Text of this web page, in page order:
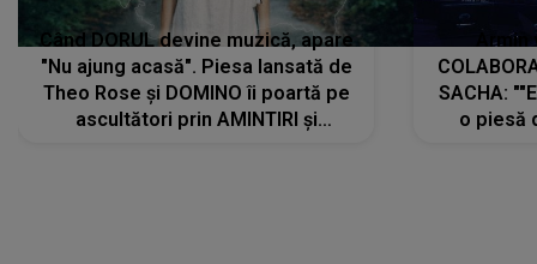
Când DORUL devine muzică, apare
"Nu ajung acasă". Piesa lansată de
Theo Rose și DOMINO îi poartă pe
ascultători prin AMINTIRI și
SACHA:
o piesă